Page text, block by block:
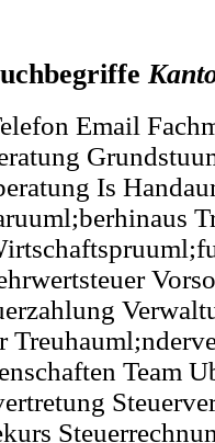
Email
Is
Team